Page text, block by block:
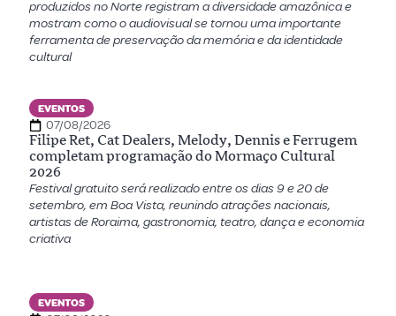
produzidos no Norte registram a diversidade amazônica e
mostram como o audiovisual se tornou uma importante
ferramenta de preservação da memória e da identidade
cultural
EVENTOS
07/08/2026
Filipe Ret, Cat Dealers, Melody, Dennis e Ferrugem
completam programação do Mormaço Cultural
2026
Festival gratuito será realizado entre os dias 9 e 20 de
setembro, em Boa Vista, reunindo atrações nacionais,
artistas de Roraima, gastronomia, teatro, dança e economia
criativa
EVENTOS